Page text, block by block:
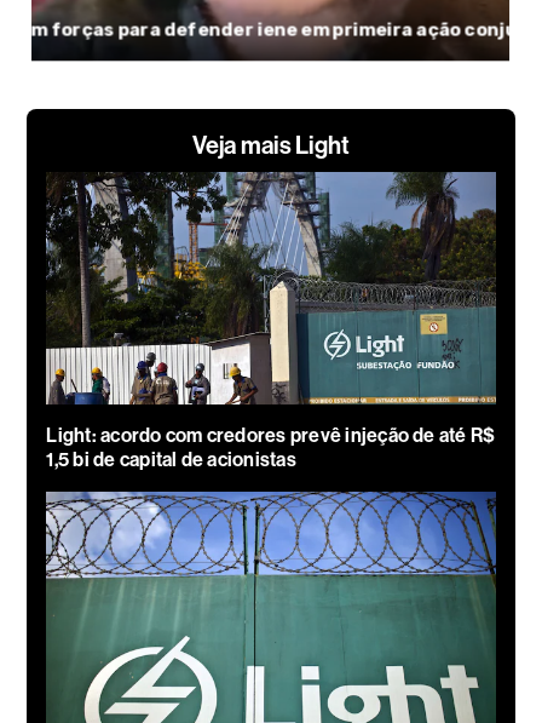
Veja mais Light
Light: acordo com credores prevê injeção de até R$
1,5 bi de capital de acionistas